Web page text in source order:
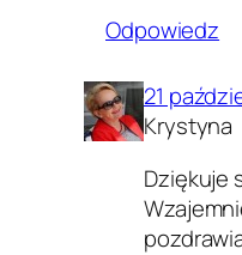
Odpowiedz
21
Krystyna
Dziękuje